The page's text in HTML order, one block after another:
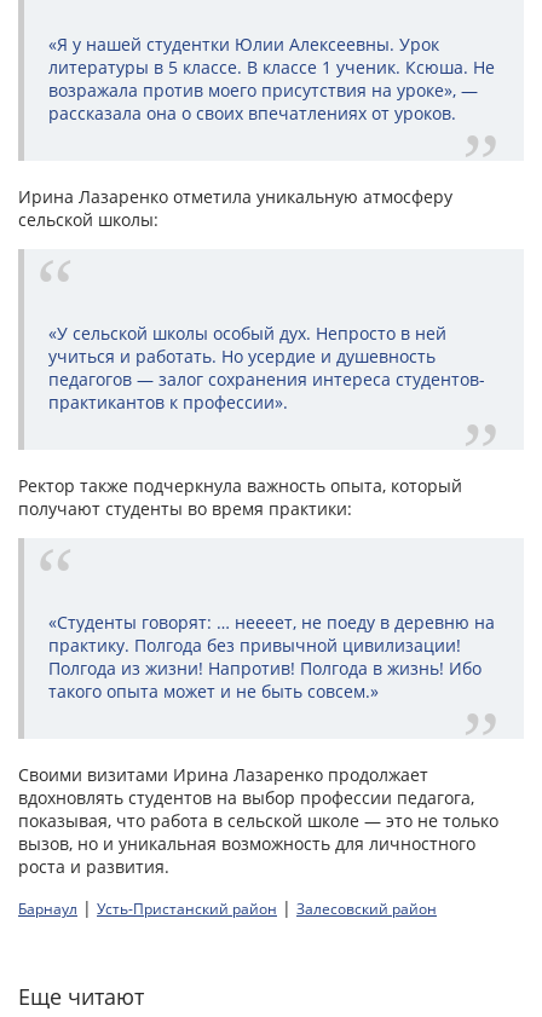
«Я у нашей студентки Юлии Алексеевны. Урок
литературы в 5 классе. В классе 1 ученик. Ксюша. Не
возражала против моего присутствия на уроке», —
рассказала она о своих впечатлениях от уроков.
Ирина Лазаренко отметила уникальную атмосферу
сельской школы:
«У сельской школы особый дух. Непросто в ней
учиться и работать. Но усердие и душевность
педагогов — залог сохранения интереса студентов-
практикантов к профессии».
Ректор также подчеркнула важность опыта, который
получают студенты во время практики:
«Студенты говорят: … неееет, не поеду в деревню на
практику. Полгода без привычной цивилизации!
Полгода из жизни! Напротив! Полгода в жизнь! Ибо
такого опыта может и не быть совсем.»
Своими визитами Ирина Лазаренко продолжает
вдохновлять студентов на выбор профессии педагога,
показывая, что работа в сельской школе — это не только
вызов, но и уникальная возможность для личностного
роста и развития.
Барнаул | Усть-Пристанский район | Залесовский район
Еще читают